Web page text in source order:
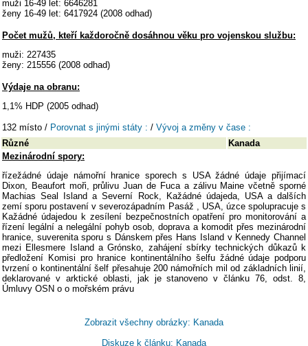
muži 16-49 let: 6646281
ženy 16-49 let: 6417924 (2008 odhad)
Počet mužů, kteří každoročně dosáhnou věku pro vojenskou službu:
muži: 227435
ženy: 215556 (2008 odhad)
Výdaje na obranu:
1,1% HDP (2005 odhad)
132 místo / Porovnat s jinými státy : / Vývoj a změny v čase :
Různé
Kanada
Mezinárodní spory:
řízežádné údaje námořní hranice sporech s USA žádné údaje přijímací
Dixon, Beaufort moři, průlivu Juan de Fuca a zálivu Maine včetně sporné
Machias Seal Island a Severní Rock, Kažádné údajeda, USA a dalších
zemí sporu postavení v severozápadním Pasáž , USA, úzce spolupracuje s
Kažádné údajedou k zesílení bezpečnostních opatření pro monitorování a
řízení legální a nelegální pohyb osob, doprava a komodit přes mezinárodní
hranice, suverenita sporu s Dánskem přes Hans Island v Kennedy Channel
mezi Ellesmere Island a Grónsko, zahájení sbírky technických důkazů k
předložení Komisi pro hranice kontinentálního šelfu žádné údaje podporu
tvrzení o kontinentální šelf přesahuje 200 námořních mil od základních linií,
deklarované v arktické oblasti, jak je stanoveno v článku 76, odst. 8,
Úmluvy OSN o o mořském právu
Zobrazit všechny obrázky: Kanada
Diskuze k článku: Kanada